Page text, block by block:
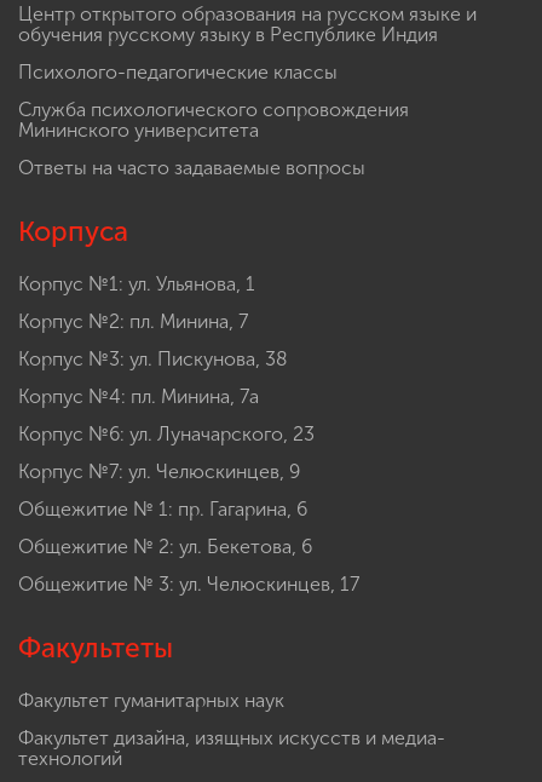
Центр открытого образования на русском языке и
обучения русскому языку в Республике Индия
Психолого-педагогические классы
Служба психологического сопровождения
Мининского университета
Ответы на часто задаваемые вопросы
Корпуса
Корпус №1: ул. Ульянова, 1
Корпус №2: пл. Минина, 7
Корпус №3: ул. Пискунова, 38
Корпус №4: пл. Минина, 7а
Корпус №6: ул. Луначарского, 23
Корпус №7: ул. Челюскинцев, 9
Общежитие № 1: пр. Гагарина, 6
Общежитие № 2: ул. Бекетова, 6
Общежитие № 3: ул. Челюскинцев, 17
Факультеты
Факультет гуманитарных наук
Факультет дизайна, изящных искусств и медиа-
технологий